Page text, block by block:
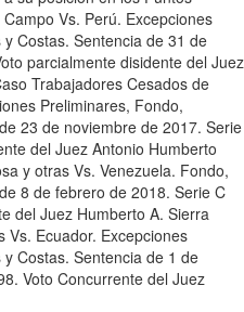
Vs. Perú. Excepciones
Costas. Sentencia de 31 de
parcialmente disidente del Juez
Trabajadores Cesados de
Preliminares, Fondo,
23 de noviembre de 2017. Serie
del Juez Antonio Humberto
y otras Vs. Venezuela. Fondo,
8 de febrero de 2018. Serie C
del Juez Humberto A. Sierra
Vs. Ecuador. Excepciones
Costas. Sentencia de 1 de
Voto Concurrente del Juez